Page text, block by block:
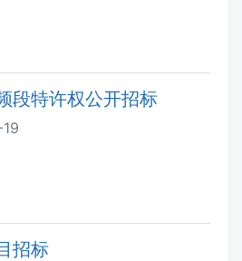
段特许权公开招标
招标